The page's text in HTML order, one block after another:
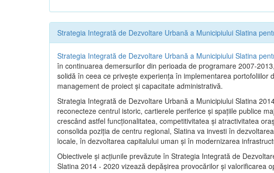
Strategia Integrată de Dezvoltare Urbană a Municipiului Slatina
Strategia Integrată de Dezvoltare Urbană a Municipiului Slatina
în continuarea demersurilor din perioada de programare 2007-
solidă în ceea ce priveşte experienţa în implementarea portofoliilor
management de proiect și capacitate administrativă.
Strategia Integrată de Dezvoltare Urbană a Municipiului Slatina
reconecteze centrul istoric, cartierele periferice şi spaţiile publice
crescând astfel funcţionalitatea, competitivitatea şi atractivitatea
consolida poziţia de centru regional, Slatina va investi în
locale, în dezvoltarea capitalului uman şi în modernizarea
Obiectivele şi acţiunile prevăzute în Strategia Integrată de
Slatina 2014 - 2020 vizează depășirea provocărilor şi valorificarea